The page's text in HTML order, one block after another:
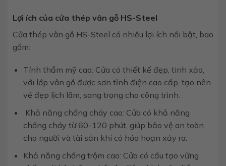
Lợi ích của cửa thép vân gỗ HS-Steel
Cửa thép vân gỗ HS-Steel có nhiều lợi ích nổi bật, bao
gồm:
Tính thẩm mỹ cao: Cửa có thiết kế đẹp, tinh xảo,
với lớp vân gỗ được sơn tĩnh điện cao cấp, tạo nên
vẻ đẹp lịch lãm, sang trọng cho công trình.
Khả năng chống cháy cao: Cửa có khả năng
chống cháy từ 60-120 phút, giúp bảo vệ an toàn
cho người và tài sản khi có hỏa hoạn xảy ra.
Khả năng chống trộm cao: Cửa có cấu tạo vững